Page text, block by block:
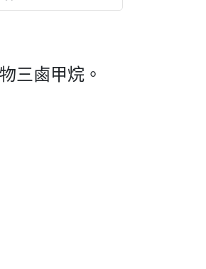
三鹵甲烷。